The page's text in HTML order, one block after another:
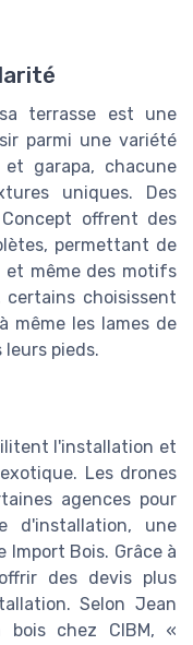
terrasse est une
parmi une variété
et garapa, chacune
uniques. Des
offrent des
permettant de
et même des motifs
choisissent
même les lames de
pieds.
l'installation et
Les drones
agences pour
d'installation, une
Import Bois. Grâce à
des devis plus
Selon Jean
bois chez CIBM, «